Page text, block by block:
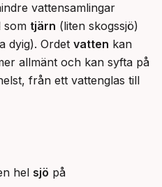
vattensamlingar
som tjärn (liten skogssjö)
dyig). Ordet vatten kan
allmänt och kan syfta på
från ett vattenglas till
hel sjö på